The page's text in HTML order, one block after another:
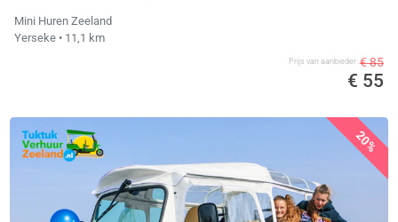
Mini Huren Zeeland
Yerseke • 11,1 km
Prijs van aanbieder € 85
€ 55
20%